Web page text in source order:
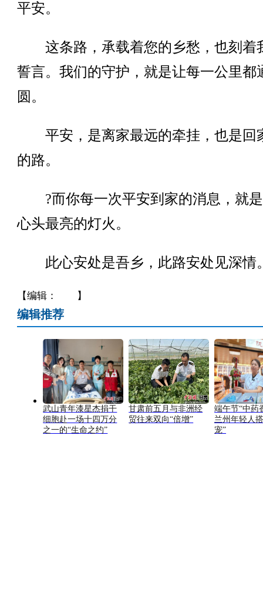
平安。
这条路，承载着您的乡愁，也刻着
誓言。我们的守护，就是让每一公里都
圆。
平安，是离家最远的牵挂，也是回
的路。
?而你每一次平安到家的消息，就
心头最亮的灯火。
此心安处是吾乡，此路安处见深情
【编辑： 】
编辑推荐
武山青年漆星杰捐干
细胞赴一场十四万分
之一的“生命之约”
甘肃前五月与非洲经
贸往来双向“倍增”
端午节“中药
兰州年轻人
宠”